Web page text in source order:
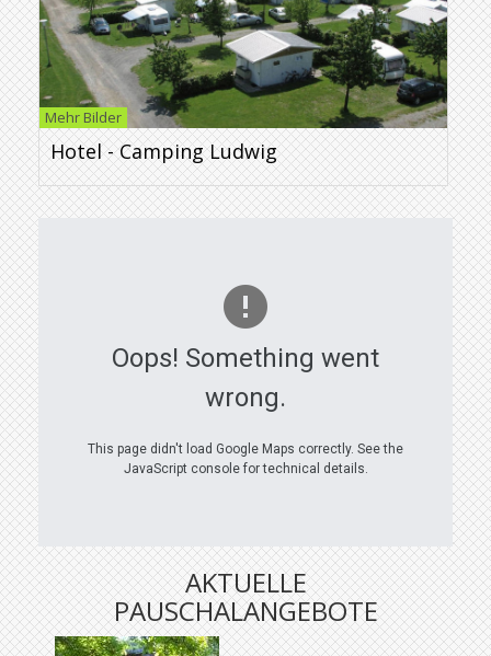
Mehr Bilder
Hotel - Camping Ludwig
Oops! Something went
wrong.
This page didn't load Google Maps correctly. See the
JavaScript console for technical details.
AKTUELLE
PAUSCHALANGEBOTE